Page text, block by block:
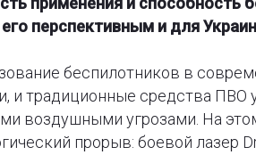
перспективным и для
беспилотников в
и традиционные средства ПВО
воздушными угрозами. На
прорыв: боевой лазер